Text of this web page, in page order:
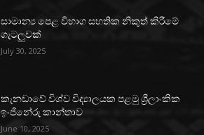
සාමාන්‍ය පෙළ විභාග සහතික නිකුත් කිරීමේ
ගැටලුවක්
July 30, 2025
කැනඩාවේ විශ්ව විද්‍යාලයක පළමු ශ්‍රීලාංකික
ඉංජිනේරු කාන්තාව
June 10, 2025